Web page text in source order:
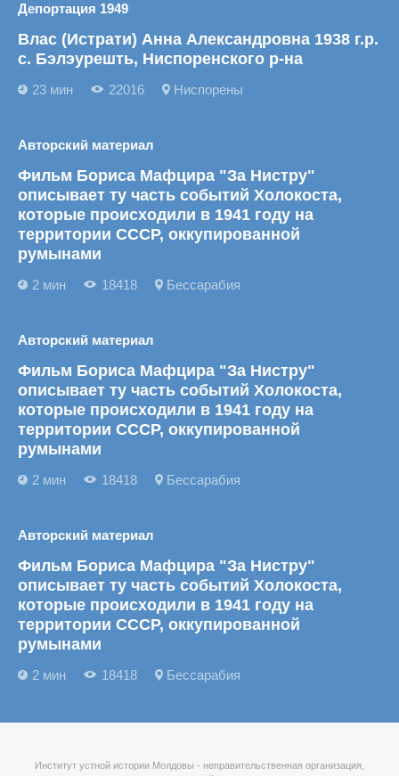
Депортация 1949
Влас (Истрати) Анна Александровна 1938 г.р.
с. Бэлэурешть, Ниспоренского р-на
23 мин 22016 Ниспорены
Авторский материал
Фильм Бориса Мафцира "За Нистру"
описывает ту часть событий Холокоста,
которые происходили в 1941 году на
территории СССР, оккупированной
румынами
2 мин 18418 Бессарабия
Авторский материал
Фильм Бориса Мафцира "За Нистру"
описывает ту часть событий Холокоста,
которые происходили в 1941 году на
территории СССР, оккупированной
румынами
2 мин 18418 Бессарабия
Авторский материал
Фильм Бориса Мафцира "За Нистру"
описывает ту часть событий Холокоста,
которые происходили в 1941 году на
территории СССР, оккупированной
румынами
2 мин 18418 Бессарабия
Институт устной истории Молдовы - неправительственная организация,